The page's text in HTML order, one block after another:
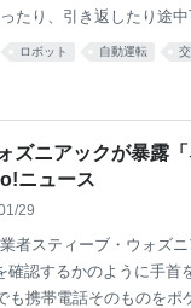
たり、引き返したり途中
、人や建物を探しなが
自動運転というと、走
することだと思う。 走
限らないけど、車とい
が
ロボット 自動運転
ズニアックが暴露
ニュース
29
者スティーブ・ウォズ
認するかのように手首
も携帯電話そのものをポ